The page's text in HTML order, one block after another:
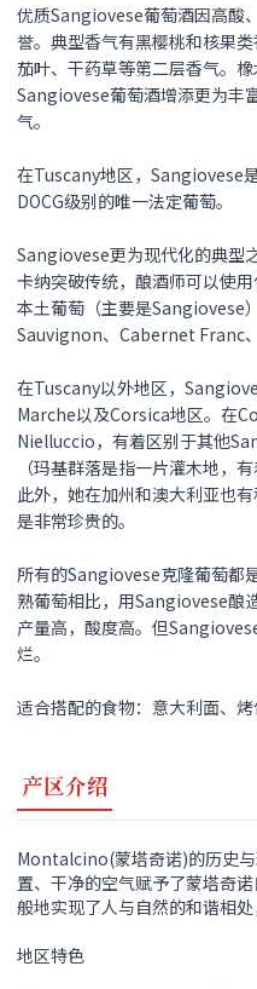
优质Sangiovese葡萄酒因高酸
誉。典型香气有黑樱桃和核果
茄叶、干药草等第二层香气。
Sangiovese葡萄酒增添更为丰
气。
在Tuscany地区，Sangiovese
DOCG级别的唯一法定葡萄。
Sangiovese更为现代化的典型
卡纳突破传统，酿酒师可以使
本土葡萄（主要是Sangiovese
Sauvignon、Cabernet Franc
在Tuscany以外地区，
Marche以及Corsica地区。在
Nielluccio，有着区别于其他
（玛基群落是指一片灌木地，
此外，她在加州和澳大利亚也
是非常珍贵的。
所有的Sangiovese克隆葡萄都
熟葡萄相比，用Sangiovese酿
产量高，酸度高。但
烂。
适合搭配的食物：意大利面、
产区介绍
Montalcino(蒙塔奇诺)的历史
置、干净的空气赋予了蒙塔奇
般地实现了人与自然的和谐相处
地区特色